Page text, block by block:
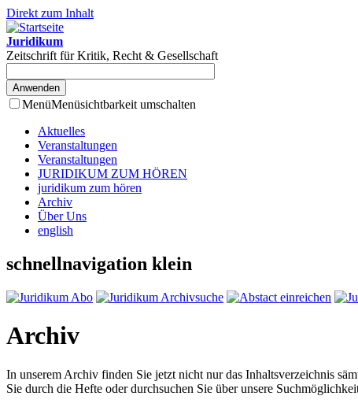
Direkt zum Inhalt
Juridikum
Zeitschrift für Kritik, Recht & Gesellschaft
MenüMenüsichtbarkeit umschalten
Aktuelles
Veranstaltungen
Veranstaltungen
JURIDIKUM ZUM HÖREN
juridikum zum hören
Archiv
Über Uns
english
schnellnavigation klein
Archiv
In unserem Archiv finden Sie jetzt nicht nur das Inhaltsverzeichnis
Sie durch die Hefte oder durchsuchen Sie über unsere